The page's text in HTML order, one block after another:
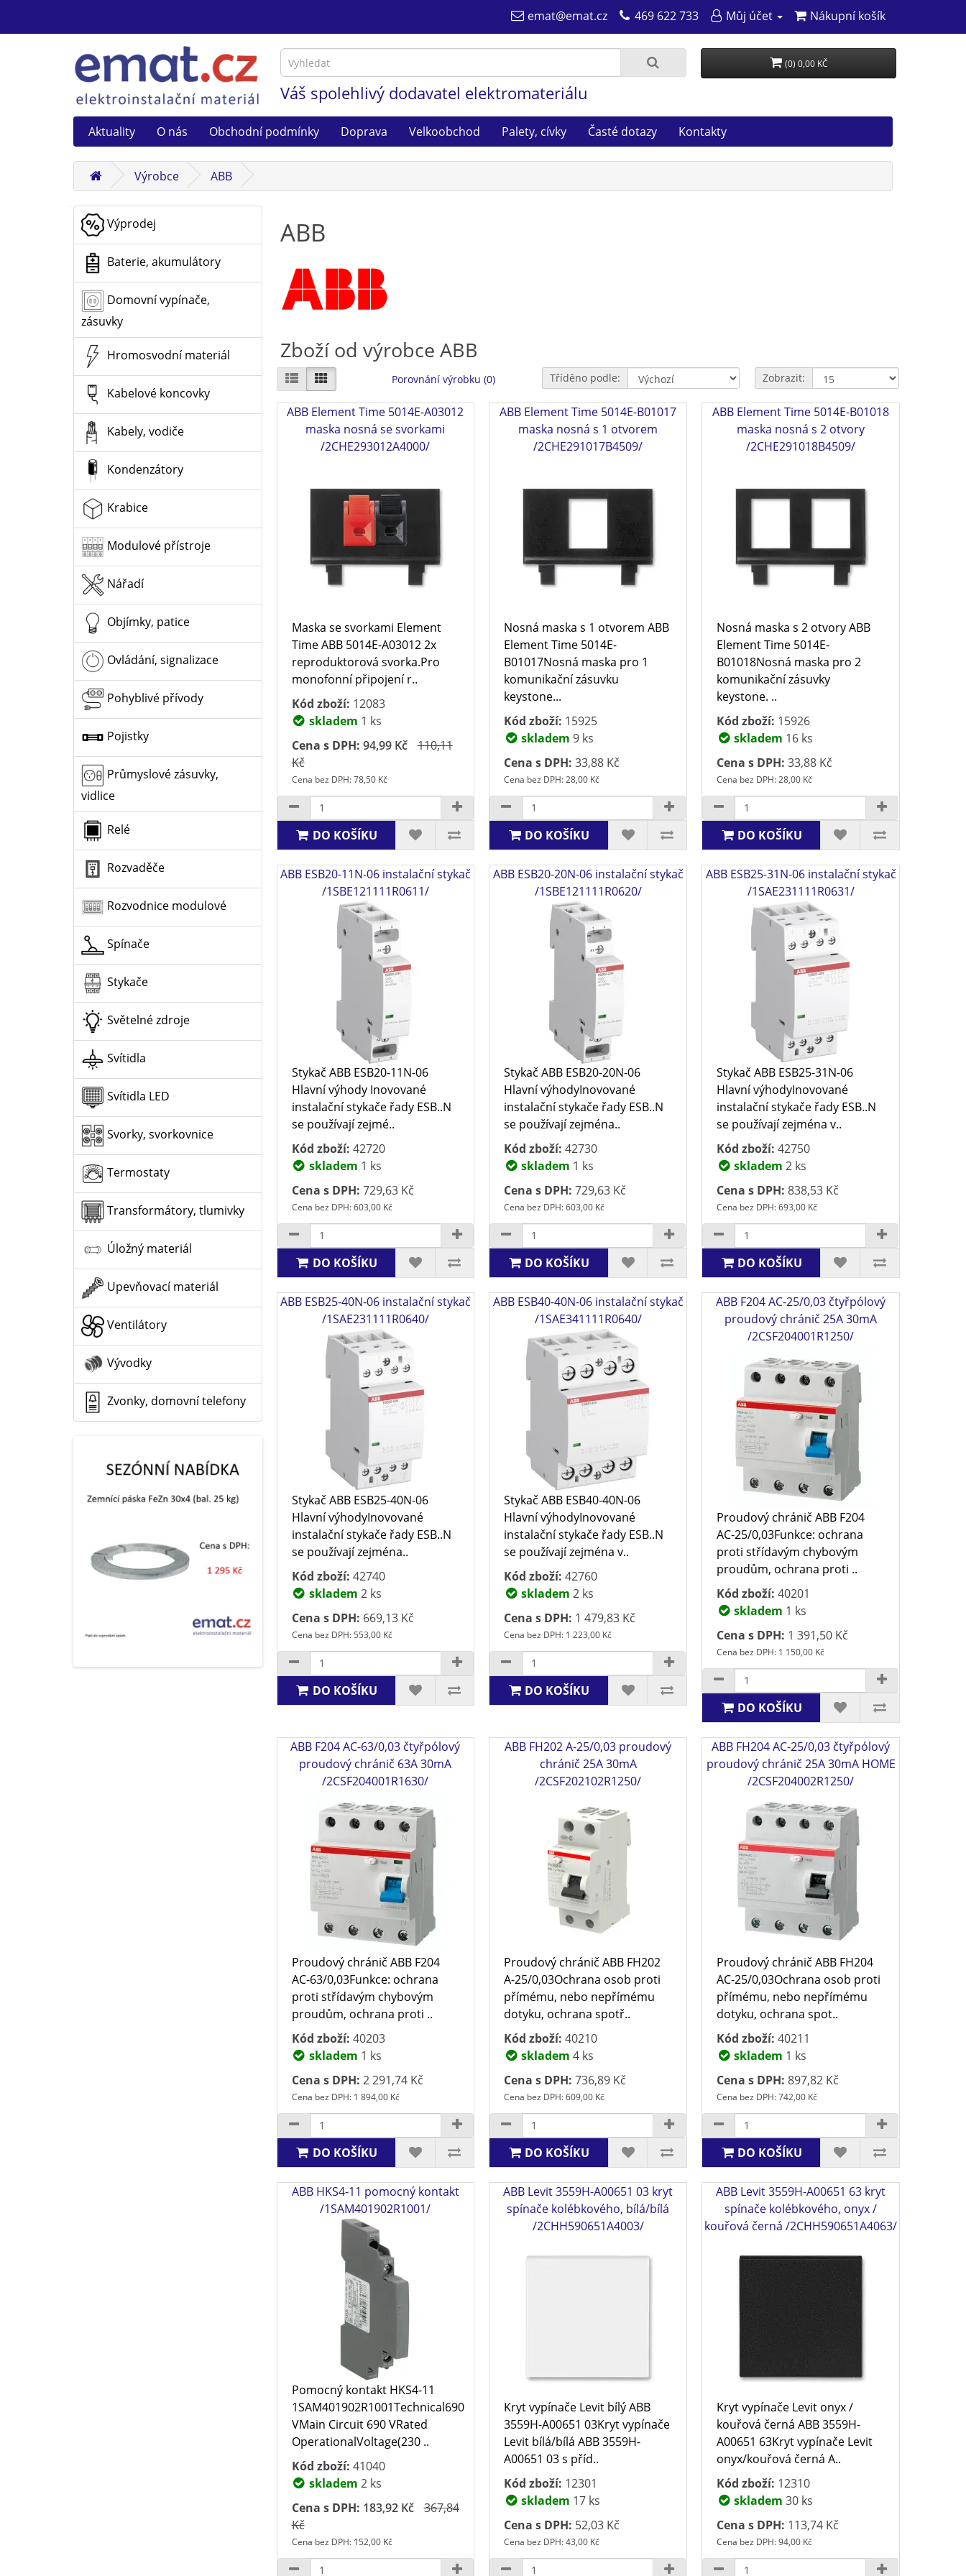
emat@emat.cz 469 622 733 Můj účet Nákupní košík
Váš spolehlivý dodavatel elektromateriálu
(0) 0,00 KČ
Aktuality O nás Obchodní podmínky Doprava Velkoobchod Palety, cívky Časté dotazy Kontakty
Výrobce ABB
Výprodej
Baterie, akumulátory
Domovní vypínače,
zásuvky
Hromosvodní materiál
Kabelové koncovky
Kabely, vodiče
Kondenzátory
Krabice
Modulové přístroje
Nářadí
Objímky, patice
Ovládání, signalizace
Pohyblivé přívody
Pojistky
Průmyslové zásuvky,
vidlice
Relé
Rozvaděče
Rozvodnice modulové
Spínače
Stykače
Světelné zdroje
Svítidla
Svítidla LED
Svorky, svorkovnice
Termostaty
Transformátory, tlumivky
Úložný materiál
Upevňovací materiál
Ventilátory
Vývodky
Zvonky, domovní telefony
ABB
Zboží od výrobce ABB
Porovnání výrobku (0) Tříděno podle: Zobrazit:
ABB Element Time 5014E-A03012
maska nosná se svorkami
/2CHE293012A4000/
Maska se svorkami Element
Time ABB 5014E-A03012 2x
reproduktorová svorka.Pro
monofonní připojení r..
Kód zboží: 12083
skladem 1 ks
Cena s DPH: 94,99 Kč
110,11
Kč
Cena bez DPH: 78,50 Kč
DO KOŠÍKU
ABB Element Time 5014E-B01017
maska nosná s 1 otvorem
/2CHE291017B4509/
Nosná maska s 1 otvorem ABB
Element Time 5014E-
B01017Nosná maska pro 1
komunikační zásuvku
keystone...
Kód zboží: 15925
skladem 9 ks
Cena s DPH: 33,88 Kč
Cena bez DPH: 28,00 Kč
DO KOŠÍKU
ABB Element Time 5014E-B01018
maska nosná s 2 otvory
/2CHE291018B4509/
Nosná maska s 2 otvory ABB
Element Time 5014E-
B01018Nosná maska pro 2
komunikační zásuvky
keystone. ..
Kód zboží: 15926
skladem 16 ks
Cena s DPH: 33,88 Kč
Cena bez DPH: 28,00 Kč
DO KOŠÍKU
ABB ESB20-11N-06 instalační stykač
/1SBE121111R0611/
Stykač ABB ESB20-11N-06
Hlavní výhody Inovované
instalační stykače řady ESB..N
se používají zejmé..
Kód zboží: 42720
skladem 1 ks
Cena s DPH: 729,63 Kč
Cena bez DPH: 603,00 Kč
DO KOŠÍKU
ABB ESB20-20N-06 instalační stykač
/1SBE121111R0620/
Stykač ABB ESB20-20N-06
Hlavní výhodyInovované
instalační stykače řady ESB..N
se používají zejména..
Kód zboží: 42730
skladem 1 ks
Cena s DPH: 729,63 Kč
Cena bez DPH: 603,00 Kč
DO KOŠÍKU
ABB ESB25-31N-06 instalační stykač
/1SAE231111R0631/
Stykač ABB ESB25-31N-06
Hlavní výhodyInovované
instalační stykače řady ESB..N
se používají zejména v..
Kód zboží: 42750
skladem 2 ks
Cena s DPH: 838,53 Kč
Cena bez DPH: 693,00 Kč
DO KOŠÍKU
ABB ESB25-40N-06 instalační stykač
/1SAE231111R0640/
Stykač ABB ESB25-40N-06
Hlavní výhodyInovované
instalační stykače řady ESB..N
se používají zejména..
Kód zboží: 42740
skladem 2 ks
Cena s DPH: 669,13 Kč
Cena bez DPH: 553,00 Kč
DO KOŠÍKU
ABB ESB40-40N-06 instalační stykač
/1SAE341111R0640/
Stykač ABB ESB40-40N-06
Hlavní výhodyInovované
instalační stykače řady ESB..N
se používají zejména v..
Kód zboží: 42760
skladem 2 ks
Cena s DPH: 1 479,83 Kč
Cena bez DPH: 1 223,00 Kč
DO KOŠÍKU
ABB F204 AC-25/0,03 čtyřpólový
proudový chránič 25A 30mA
/2CSF204001R1250/
Proudový chránič ABB F204
AC-25/0,03Funkce: ochrana
proti střídavým chybovým
proudům, ochrana proti ..
Kód zboží: 40201
skladem 1 ks
Cena s DPH: 1 391,50 Kč
Cena bez DPH: 1 150,00 Kč
DO KOŠÍKU
ABB F204 AC-63/0,03 čtyřpólový
proudový chránič 63A 30mA
/2CSF204001R1630/
Proudový chránič ABB F204
AC-63/0,03Funkce: ochrana
proti střídavým chybovým
proudům, ochrana proti ..
Kód zboží: 40203
skladem 1 ks
Cena s DPH: 2 291,74 Kč
Cena bez DPH: 1 894,00 Kč
DO KOŠÍKU
ABB FH202 A-25/0,03 proudový
chránič 25A 30mA
/2CSF202102R1250/
Proudový chránič ABB FH202
A-25/0,03Ochrana osob proti
přímému, nebo nepřímému
dotyku, ochrana spotř..
Kód zboží: 40210
skladem 4 ks
Cena s DPH: 736,89 Kč
Cena bez DPH: 609,00 Kč
DO KOŠÍKU
ABB FH204 AC-25/0,03 čtyřpólový
proudový chránič 25A 30mA HOME
/2CSF204002R1250/
Proudový chránič ABB FH204
AC-25/0,03Ochrana osob proti
přímému, nebo nepřímému
dotyku, ochrana spot..
Kód zboží: 40211
skladem 1 ks
Cena s DPH: 897,82 Kč
Cena bez DPH: 742,00 Kč
DO KOŠÍKU
ABB HKS4-11 pomocný kontakt
/1SAM401902R1001/
Pomocný kontakt HKS4-11
1SAM401902R1001Technical690
VMain Circuit 690 VRated
OperationalVoltage(230 ..
Kód zboží: 41040
skladem 2 ks
Cena s DPH: 183,92 Kč
367,84
Kč
Cena bez DPH: 152,00 Kč
ABB Levit 3559H-A00651 03 kryt
spínače kolébkového, bílá/bílá
/2CHH590651A4003/
Kryt vypínače Levit bílý ABB
3559H-A00651 03Kryt vypínače
Levit bílá/bílá ABB 3559H-
A00651 03 s příd..
Kód zboží: 12301
skladem 17 ks
Cena s DPH: 52,03 Kč
Cena bez DPH: 43,00 Kč
ABB Levit 3559H-A00651 63 kryt
spínače kolébkového, onyx /
kouřová černá /2CHH590651A4063/
Kryt vypínače Levit onyx /
kouřová černá ABB 3559H-
A00651 63Kryt vypínače Levit
onyx/kouřová černá A..
Kód zboží: 12310
skladem 30 ks
Cena s DPH: 113,74 Kč
Cena bez DPH: 94,00 Kč